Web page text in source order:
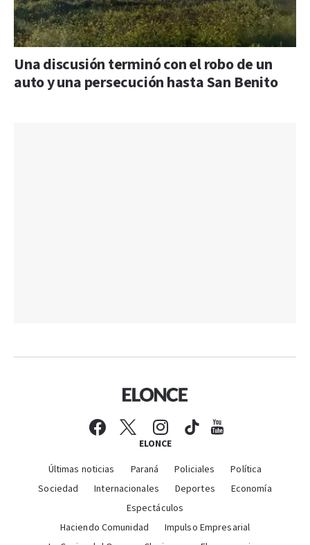
Una discusión terminó con el robo de un
auto y una persecución hasta San Benito
ELONCE
Últimas noticias Paraná Policiales
Política
Sociedad
Internacionales Deportes
Economía
Espectáculos
Haciendo Comunidad
Impulso Empresarial